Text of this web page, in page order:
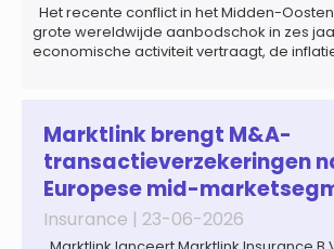
Het recente conflict in het Midden-
grote wereldwijde aanbodschok in zes
economische activiteit vertraagt, de
wereldwijd naar verwachting afnemen tot
termen in […]
Marktlink brengt M&A-
transactieverzekeringen
Europese mid-
Insurance | 23-06-2026